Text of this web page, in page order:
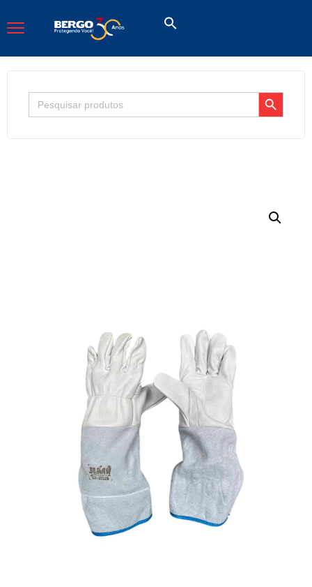
Search
for:
Search Button